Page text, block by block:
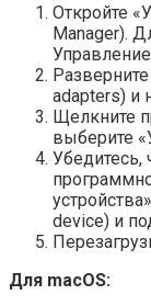
Откройте
Manager).
adapters) и
Щелкните
выберите
Убедитесь,
device) и
Для macOS: